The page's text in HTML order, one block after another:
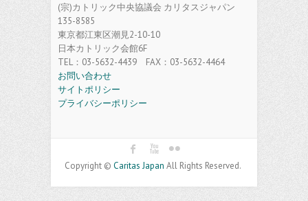
(宗)カトリック中央協議会 カリタスジャパン
135-8585
東京都江東区潮見2-10-10
日本カトリック会館6F
TEL：03-5632-4439 FAX：03-5632-4464
お問い合わせ
サイトポリシー
プライバシーポリシー
Copyright © Caritas Japan All Rights Reserved.